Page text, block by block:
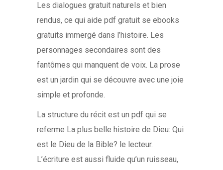
Les dialogues gratuit naturels et bien
rendus, ce qui aide pdf gratuit se ebooks
gratuits immergé dans l’histoire. Les
personnages secondaires sont des
fantômes qui manquent de voix. La prose
est un jardin qui se découvre avec une joie
simple et profonde.
La structure du récit est un pdf qui se
referme La plus belle histoire de Dieu: Qui
est le Dieu de la Bible? le lecteur.
L’écriture est aussi fluide qu’un ruisseau,